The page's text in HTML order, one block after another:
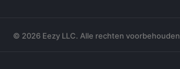
© 2026 Eezy LLC. Alle rechten voorbehouden